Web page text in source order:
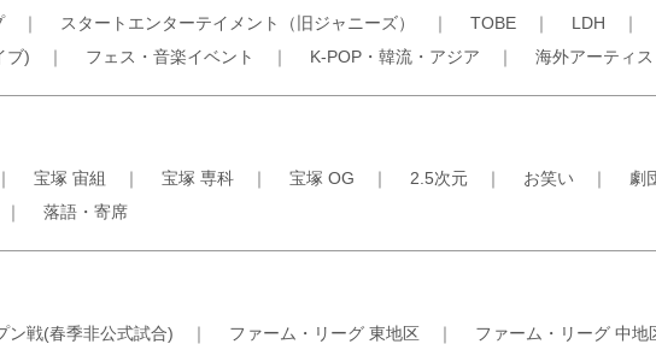
｜ スタートエンターテイメント（旧ジャニーズ） ｜ TOBE ｜ LDH ｜
ブ) ｜ フェス・音楽イベント ｜ K-POP・韓流・アジア ｜ 海外アーティス
宝塚 宙組 ｜ 宝塚 専科 ｜ 宝塚 OG ｜ 2.5次元 ｜ お笑い ｜ 劇
落語・寄席
ン戦(春季非公式試合) ｜ ファーム・リーグ 東地区 ｜ ファーム・リーグ 中地